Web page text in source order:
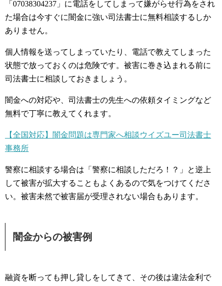
「07038304237」に電話をしてしまって嫌がらせ行為をされ
た場合は今すぐに闇金に強い司法書士に無料相談するしか
ありません。
個人情報を送ってしまっていたり、電話で教えてしまった
状態で放っておくのは危険です。被害に巻き込まれる前に
司法書士に相談しておきましょう。
闇金への対応や、司法書士の先生への依頼タイミングなど
無料で丁寧に教えてくれます。
【全国対応】闇金問題は専門家へ相談ウイズユー司法書士
事務所
警察に相談する場合は「警察に相談しただろ！？」と逆上
して被害が拡大することもよくあるので気をつけてくださ
い。被害未然で被害届が受理されない場合もあります。
闇金からの被害例
融資を断っても押し貸しをしてきて、その後は違法金利で